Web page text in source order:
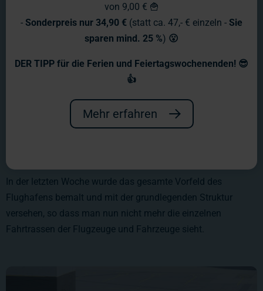
In der letzten Woche wurde das gesamte Vorfeld des
Flughafens bemalt und mit der grundlegenden Struktur
versehen, so dass man nun nicht mehr die einzelnen
Fahrtrassen der Flugzeuge und Fahrzeuge sieht.
von 9,00 € 🍟
- Sonderpreis nur 34,90 € (statt ca. 47,- € einzeln - Sie
sparen mind. 25 %) 😮
DER TIPP für die Ferien und Feiertagswochenenden! 😎
👍
Mehr erfahren